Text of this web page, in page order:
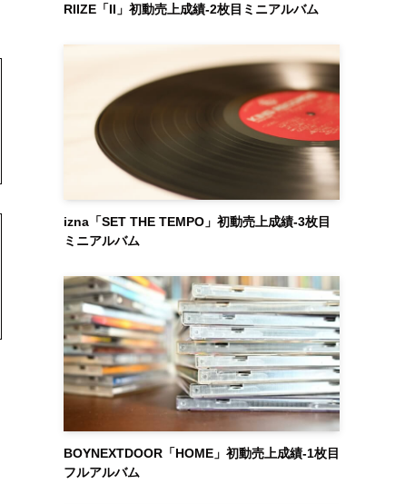
RIIZE「II」初動売上成績-2枚目ミニアルバム
izna「SET THE TEMPO」初動売上成績-3枚目
ミニアルバム
BOYNEXTDOOR「HOME」初動売上成績-1枚目
フルアルバム